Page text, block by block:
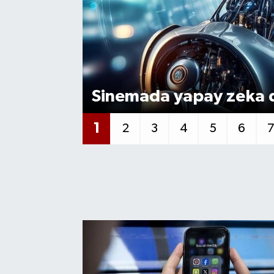
Sinemada yapay zeka
1 2 3 4 5 6 7